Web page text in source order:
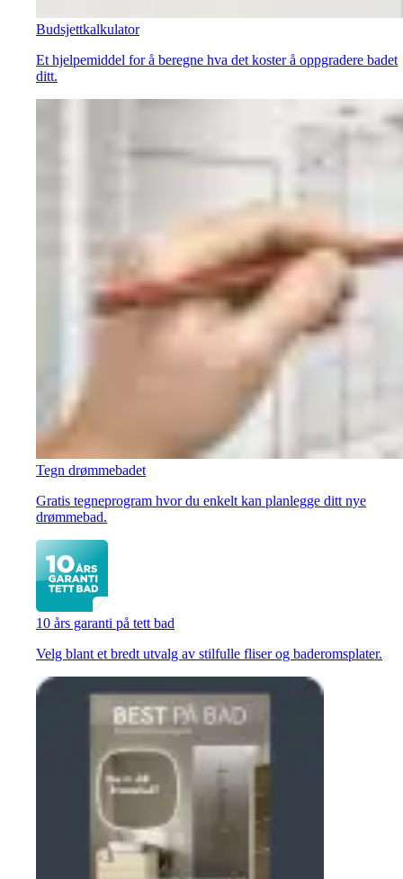
Budsjettkalkulator
Et hjelpemiddel for å beregne hva det koster å oppgradere badet
ditt.
Tegn drømmebadet
Gratis tegneprogram hvor du enkelt kan planlegge ditt nye
drømmebad.
10 års garanti på tett bad
Velg blant et bredt utvalg av stilfulle fliser og baderomsplater.